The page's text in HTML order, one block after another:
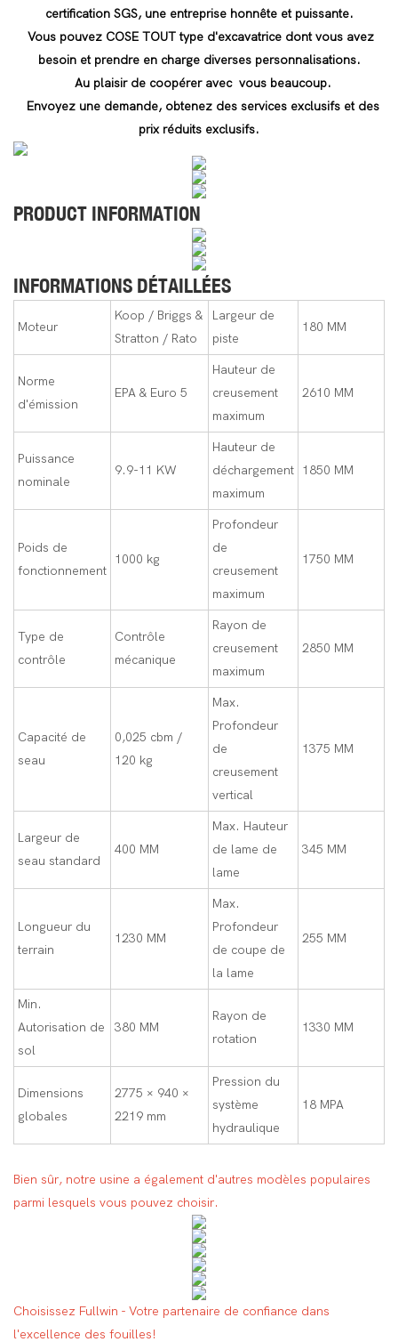
certification SGS, une entreprise honnête et puissante.
Vous pouvez COSE TOUT type d'excavatrice dont vous avez
besoin et prendre en charge diverses personnalisations.
Au plaisir de coopérer avec vous beaucoup.
Envoyez une demande, obtenez des services exclusifs et des
prix réduits exclusifs.
PRODUCT INFORMATION
INFORMATIONS DÉTAILLÉES
Moteur
Koop / Briggs &
Stratton / Rato
Largeur de
piste
180 MM
Norme
d'émission
EPA & Euro 5
Hauteur de
creusement
maximum
2610 MM
Puissance
nominale
9.9-11 KW
Hauteur de
déchargement
maximum
1850 MM
Poids de
fonctionnement
1000 kg
Profondeur
de
creusement
maximum
1750 MM
Type de
contrôle
Contrôle
mécanique
Rayon de
creusement
maximum
2850 MM
Capacité de
seau
0,025 cbm /
120 kg
Max.
Profondeur
de
creusement
vertical
1375 MM
Largeur de
seau standard
400 MM
Max. Hauteur
de lame de
lame
345 MM
Longueur du
terrain
1230 MM
Max.
Profondeur
de coupe de
la lame
255 MM
Min.
Autorisation de
sol
380 MM
Rayon de
rotation
1330 MM
Dimensions
globales
2775 × 940 ×
2219 mm
Pression du
système
hydraulique
18 MPA
Bien sûr, notre usine a également d'autres modèles populaires
parmi lesquels vous pouvez choisir.
Choisissez Fullwin - Votre partenaire de confiance dans
l'excellence des fouilles!